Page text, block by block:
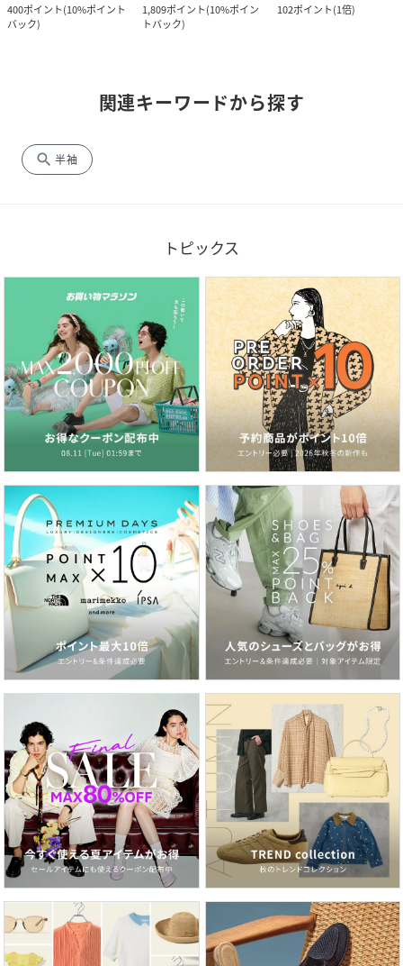
400ポイント(10%ポイント
バック)
1,809ポイント(10%ポイン
トバック)
102ポイント(1倍)
関連キーワードから探す
search 半袖
トピックス